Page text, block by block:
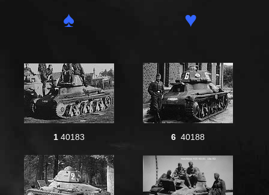
♠ ♥
140183 640188